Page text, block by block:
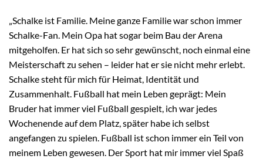
„Schalke ist Familie. Meine ganze Familie war schon immer
Schalke-Fan. Mein Opa hat sogar beim Bau der Arena
mitgeholfen. Er hat sich so sehr gewünscht, noch einmal eine
Meisterschaft zu sehen – leider hat er sie nicht mehr erlebt.
Schalke steht für mich für Heimat, Identität und
Zusammenhalt. Fußball hat mein Leben geprägt: Mein
Bruder hat immer viel Fußball gespielt, ich war jedes
Wochenende auf dem Platz, später habe ich selbst
angefangen zu spielen. Fußball ist schon immer ein Teil von
meinem Leben gewesen. Der Sport hat mir immer viel Spaß